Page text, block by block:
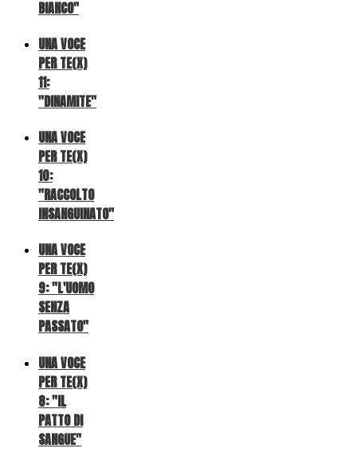
BIANCO"
UNA VOCE
PER TE(X)
11:
"DINAMITE"
UNA VOCE
PER TE(X)
10:
"RACCOLTO
INSANGUINATO"
UNA VOCE
PER TE(X)
9: "L'UOMO
SENZA
PASSATO"
UNA VOCE
PER TE(X)
8: "IL
PATTO DI
SANGUE"